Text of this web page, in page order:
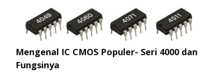
Mengenal IC CMOS Populer- Seri 4000 dan
Fungsinya